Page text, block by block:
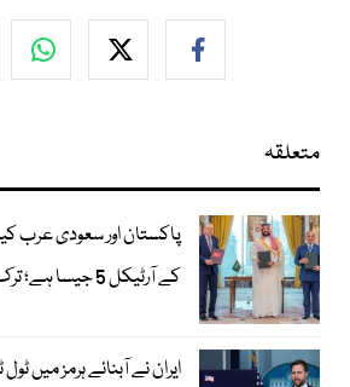
متعلقہ
پاکستان اور سعودی عرب
کے آرٹیکل 5 جیسا ہے؛ ترک وزیر خارجہ
ایران نے آبنائے ہرمز میں